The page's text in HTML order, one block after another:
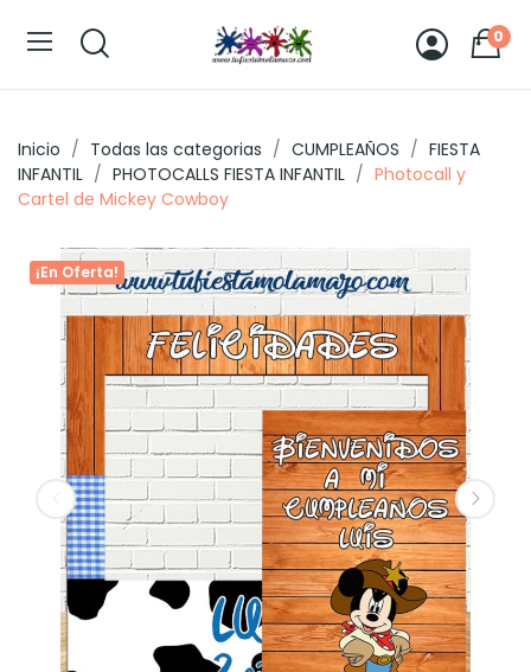
0
Inicio Todas las categorias CUMPLEAÑOS
FIESTA
INFANTIL
PHOTOCALLS FIESTA INFANTIL
Photocall y
Cartel de Mickey Cowboy
¡En Oferta!